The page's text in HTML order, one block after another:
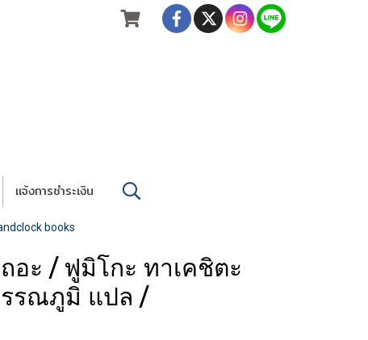
แจ้งการชำระเงิน
books
ะ / ฟูมิโกะ ทาเคชิตะ
รรณภูมิ แปล /